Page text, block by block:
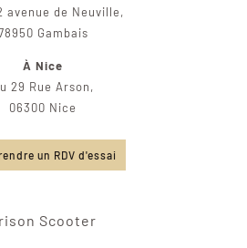
avenue de Neuville,
Gambais
À Nice
29 Rue Arson,
06300 Nice
un RDV d'essai
Scooter